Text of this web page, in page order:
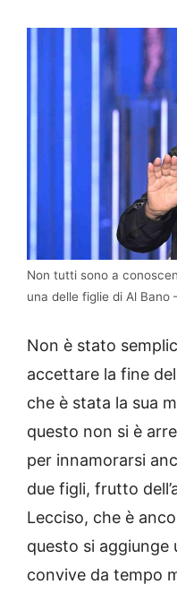
Non tutti sono a
una delle figlie di Al Bano
Non è stato
accettare la fine
che è stata la sua
questo non si è
per innamorarsi
due figli, frutto
Lecciso, che è
questo si aggiunge
convive da tempo